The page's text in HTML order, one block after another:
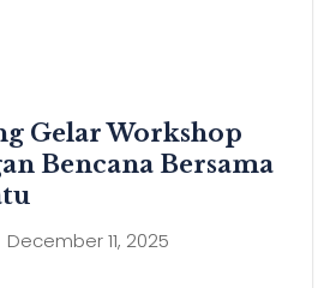
Gelar Workshop
Bencana Bersama
December 11, 2025